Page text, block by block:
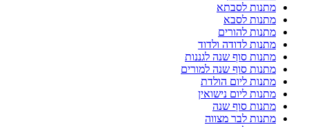
מתנות לסבתא
מתנות לסבא
מתנות להורים
מתנות לדודה ולדוד
מתנות סוף שנה לגננות
מתנות סוף שנה למורים
מתנות ליום הולדת
מתנות ליום נישואין
מתנות סוף שנה
מתנות לבר מצווה